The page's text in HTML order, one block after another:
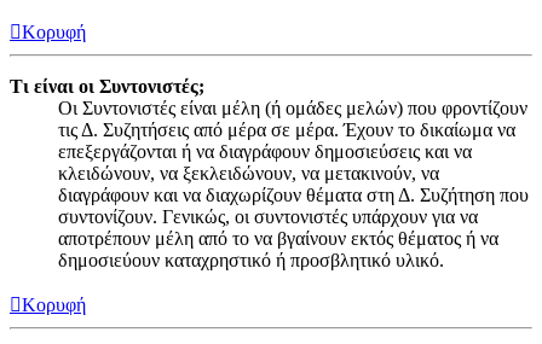
Κορυφή
Τι είναι οι Συντονιστές;
Οι Συντονιστές είναι μέλη (ή ομάδες μελών) που φροντίζουν
τις Δ. Συζητήσεις από μέρα σε μέρα. Έχουν το δικαίωμα να
επεξεργάζονται ή να διαγράφουν δημοσιεύσεις και να
κλειδώνουν, να ξεκλειδώνουν, να μετακινούν, να
διαγράφουν και να διαχωρίζουν θέματα στη Δ. Συζήτηση που
συντονίζουν. Γενικώς, οι συντονιστές υπάρχουν για να
αποτρέπουν μέλη από το να βγαίνουν εκτός θέματος ή να
δημοσιεύουν καταχρηστικό ή προσβλητικό υλικό.
Κορυφή